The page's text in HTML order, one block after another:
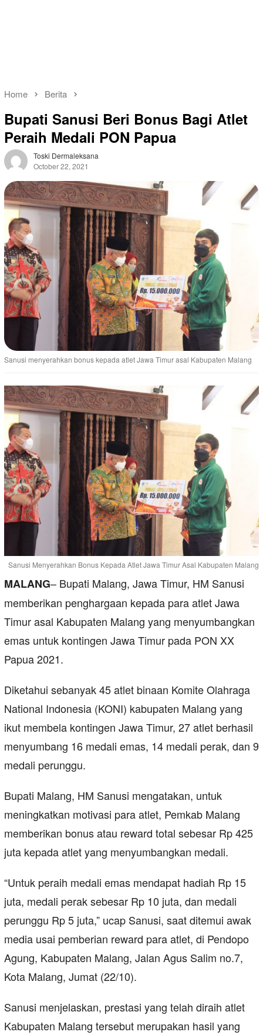
Home Berita
Bupati Sanusi Beri Bonus Bagi Atlet
Peraih Medali PON Papua
Toski Dermaleksana
October 22, 2021
Sanusi menyerahkan bonus kepada atlet Jawa Timur asal Kabupaten Malang
Sanusi Menyerahkan Bonus Kepada Atlet Jawa Timur Asal Kabupaten Malang
MALANG– Bupati Malang, Jawa Timur, HM Sanusi
memberikan penghargaan kepada para atlet Jawa
Timur asal Kabupaten Malang yang menyumbangkan
emas untuk kontingen Jawa Timur pada PON XX
Papua 2021.
Diketahui sebanyak 45 atlet binaan Komite Olahraga
National Indonesia (KONI) kabupaten Malang yang
ikut membela kontingen Jawa Timur, 27 atlet berhasil
menyumbang 16 medali emas, 14 medali perak, dan 9
medali perunggu.
Bupati Malang, HM Sanusi mengatakan, untuk
meningkatkan motivasi para atlet, Pemkab Malang
memberikan bonus atau reward total sebesar Rp 425
juta kepada atlet yang menyumbangkan medali.
“Untuk peraih medali emas mendapat hadiah Rp 15
juta, medali perak sebesar Rp 10 juta, dan medali
perunggu Rp 5 juta,” ucap Sanusi, saat ditemui awak
media usai pemberian reward para atlet, di Pendopo
Agung, Kabupaten Malang, Jalan Agus Salim no.7,
Kota Malang, Jumat (22/10).
Sanusi menjelaskan, prestasi yang telah diraih atlet
Kabupaten Malang tersebut merupakan hasil yang